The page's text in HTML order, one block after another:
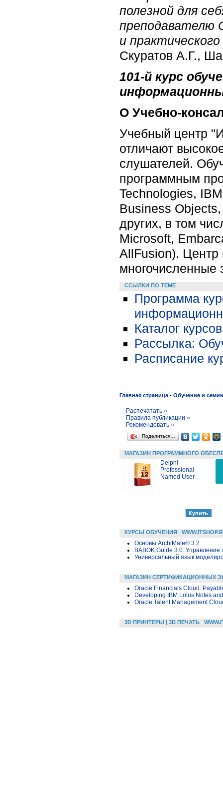
полезной для
преподавателю
и
Скуратов А.Г.,
101-й курс
О Учебно-
Учебный центр
отличают
слушателей.
программным
Technologies,
Business
других, в том
Microsoft,
AllFusion).
многочисленные
ССЫЛКИ ПО ТЕМЕ
Программа
Каталог
Рассылка:
Расписание
Главная страница - Обучение и
Распечатать »
Правила публикации »
Рекомендовать »
Поделиться…
МАГАЗИН ПРОГРАММНОГО
Delphi
Professional
Named User
КУРСЫ ОБУЧЕНИЯ
Основы ArchiMate® 3.2
BABOK Guide 3.0:
Универсальный язык
МАГАЗИН СЕРТИФИКАЦИОННЫХ
Oracle Financials Cloud:
Developing IBM Lotus Notes
Oracle Talent Management
3D ПРИНТЕРЫ | 3D ПЕЧАТЬ